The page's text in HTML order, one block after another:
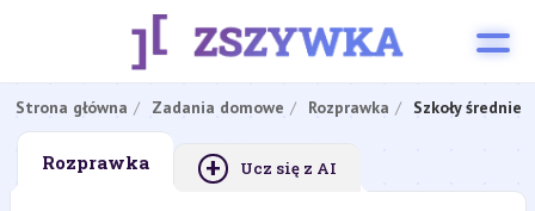
Strona główna Zadania domowe Rozprawka Szkoły średnie
Rozprawka + Ucz się z AI